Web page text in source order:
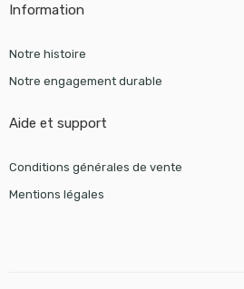
Information
Notre histoire
Notre engagement durable
Aide et support
Conditions générales de vente
Mentions légales